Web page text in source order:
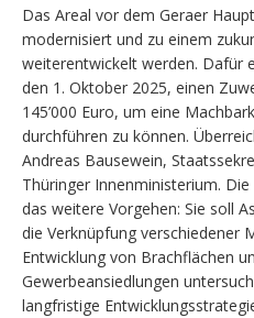
Das Areal vor dem Geraer
modernisiert und zu einem
weiterentwickelt werden. Dafür
den 1. Oktober 2025, einen
145’000 Euro, um eine
durchführen zu können.
Andreas Bausewein,
Thüringer Innenministerium.
das weitere Vorgehen: Sie soll
die Verknüpfung verschiedener
Entwicklung von Brachflächen
Gewerbeansiedlungen
langfristige